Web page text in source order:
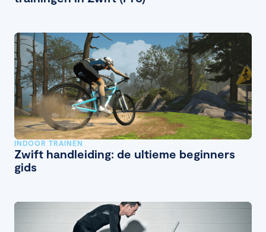
INDOOR TRAINEN
Zwift handleiding: de ultieme beginners
gids